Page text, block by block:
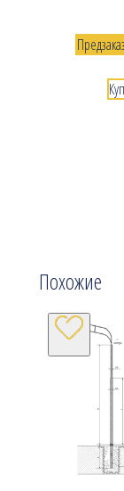
Предзаказ
Похожие